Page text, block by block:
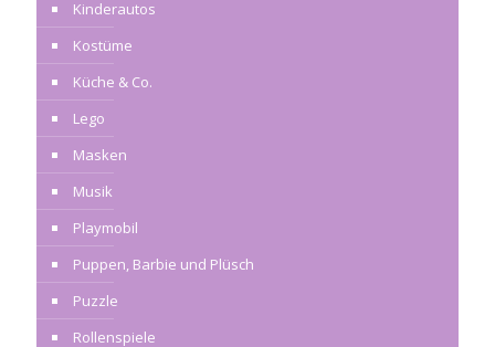
Kinderautos
Kostüme
Küche & Co.
Lego
Masken
Musik
Playmobil
Puppen, Barbie und Plüsch
Puzzle
Rollenspiele